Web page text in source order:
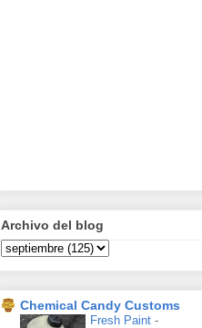
Archivo del blog
Chemical Candy Customs
Fresh Paint -